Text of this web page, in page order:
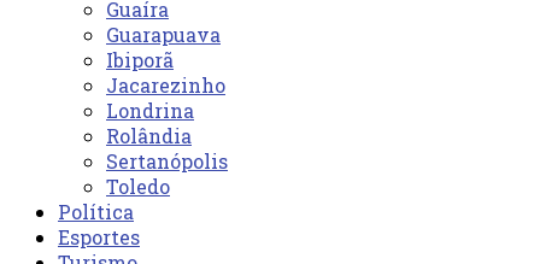
Guaíra
Guarapuava
Ibiporã
Jacarezinho
Londrina
Rolândia
Sertanópolis
Toledo
Política
Esportes